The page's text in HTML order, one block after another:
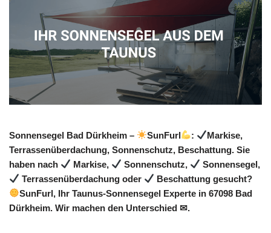
Sonnensegel Bad Dürkheim – SunFurl :
Markise,
Terrassenüberdachung, Sonnenschutz, Beschattung. Sie
haben nach
Markise, Sonnenschutz,
Sonnensegel,
Terrassenüberdachung oder
Beschattung gesucht?
SunFurl, Ihr Taunus-Sonnensegel Experte in 67098 Bad
Dürkheim. Wir machen den Unterschied ✉.